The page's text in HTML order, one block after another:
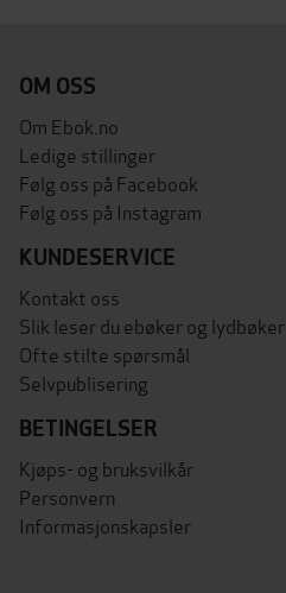
OM OSS
Om Ebok.no
Ledige stillinger
Følg oss på Facebook
Følg oss på Instagram
KUNDESERVICE
Kontakt oss
Slik leser du ebøker og lydbøker
Ofte stilte spørsmål
Selvpublisering
BETINGELSER
Kjøps- og bruksvilkår
Personvern
Informasjonskapsler